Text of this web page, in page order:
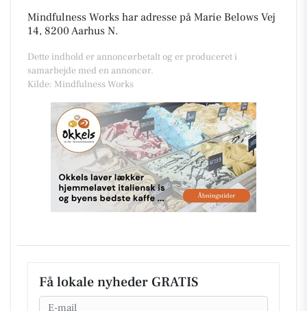
Mindfulness Works har adresse på Marie Belows Vej
14, 8200 Aarhus N.
Dette indhold er annoncørbetalt og er produceret i
samarbejde med en annoncør.
Kilde: Mindfulness Works
Få lokale nyheder GRATIS
Email